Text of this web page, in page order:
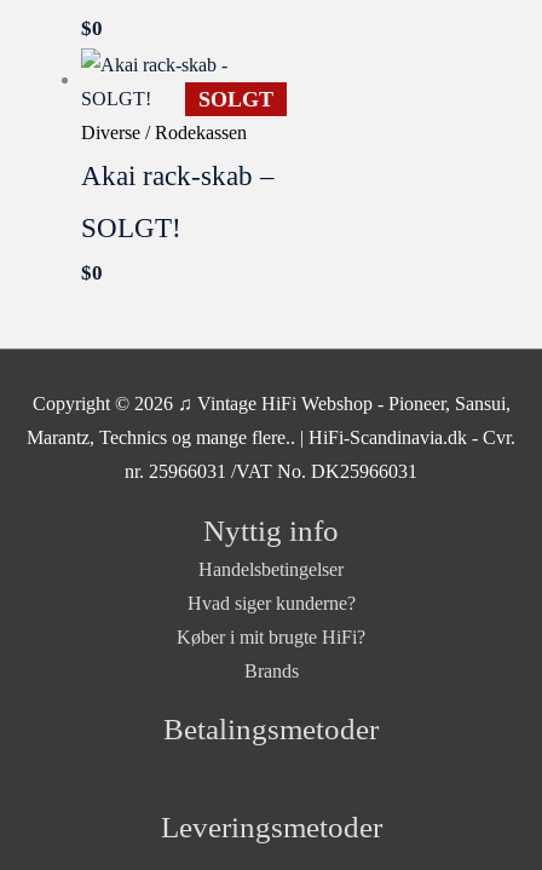
$0
SOLGT
Diverse / Rodekassen
Akai rack-skab –
SOLGT!
$0
Copyright © 2026 ♫ Vintage HiFi Webshop - Pioneer, Sansui,
Marantz, Technics og mange flere.. | HiFi-Scandinavia.dk - Cvr.
nr. 25966031 /VAT No. DK25966031
Nyttig info
Handelsbetingelser
Hvad siger kunderne?
Køber i mit brugte HiFi?
Brands
Betalingsmetoder
Leveringsmetoder